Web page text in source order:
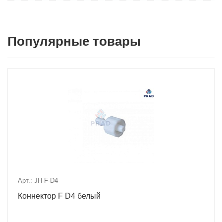
Популярные товары
Арт.: JH-F-D4
Коннектор F D4 белый